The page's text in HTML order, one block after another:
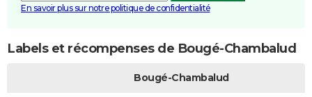
En savoir plus sur notre politique de confidentialité
Labels et récompenses de Bougé-Chambalud
Bougé-Chambalud